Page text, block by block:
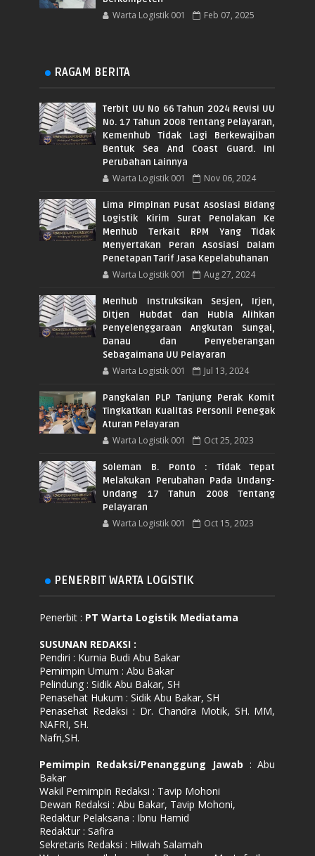
Warta Logistik 001 Feb 07, 2025
RAGAM BERITA
Terbit UU No 66 Tahun 2024 Revisi UU
No. 17 Tahun 2008 Tentang Pelayaran,
Kemenhub Tidak Lagi Berkewajiban
Bentuk Sea And Coast Guard. Ini
Perubahan Lainnya
Warta Logistik 001 Nov 06, 2024
Lima Pimpinan Pusat Asosiasi Bidang
Logistik Kirim Surat Penolakan Ke
Menhub Terkait RPM Yang Tidak
Menyertakan Peran Asosiasi Dalam
Penetapan Tarif Jasa Kepelabuhanan
Warta Logistik 001 Aug 27, 2024
Menhub Instruksikan Sesjen, Irjen,
Ditjen Hubdat dan Hubla Alihkan
Penyelenggaraan Angkutan Sungai,
Danau dan Penyeberangan
Sebagaimana UU Pelayaran
Warta Logistik 001 Jul 13, 2024
Pangkalan PLP Tanjung Perak Komit
Tingkatkan Kualitas Personil Penegak
Aturan Pelayaran
Warta Logistik 001 Oct 25, 2023
Soleman B. Ponto : Tidak Tepat
Melakukan Perubahan Pada Undang-
Undang 17 Tahun 2008 Tentang
Pelayaran
Warta Logistik 001 Oct 15, 2023
PENERBIT WARTA LOGISTIK
Penerbit : PT Warta Logistik Mediatama
SUSUNAN REDAKSI :
Pendiri : Kurnia Budi Abu Bakar
Pemimpin Umum : Abu Bakar
Pelindung : Sidik Abu Bakar, SH
Penasehat Hukum : Sidik Abu Bakar, SH
Penasehat Redaksi : Dr. Chandra Motik, SH. MM,
NAFRI, SH.
Nafri,SH.
Pemimpin Redaksi/Penanggung Jawab : Abu
Bakar
Wakil Pemimpin Redaksi : Tavip Mohoni
Dewan Redaksi : Abu Bakar, Tavip Mohoni,
Redaktur Pelaksana : Ibnu Hamid
Redaktur : Safira
Sekretaris Redaksi : Hilwah Salamah